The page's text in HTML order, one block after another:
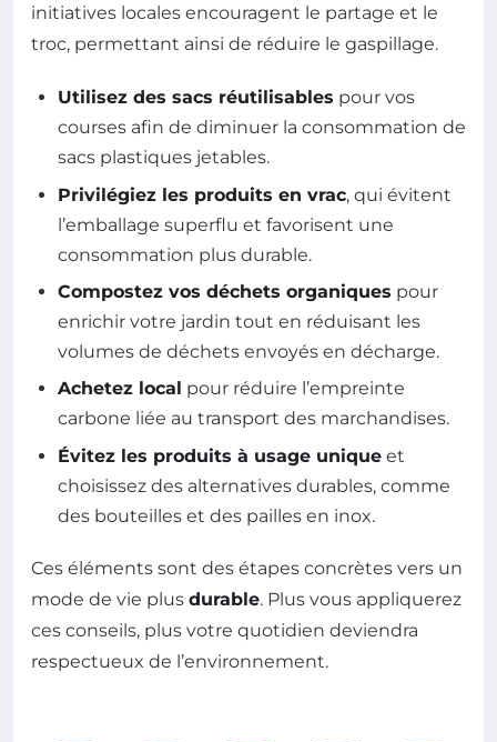
initiatives locales encouragent le partage et le
troc, permettant ainsi de réduire le gaspillage.
Utilisez des sacs réutilisables pour vos
courses afin de diminuer la consommation de
sacs plastiques jetables.
Privilégiez les produits en vrac, qui évitent
l’emballage superflu et favorisent une
consommation plus durable.
Compostez vos déchets organiques pour
enrichir votre jardin tout en réduisant les
volumes de déchets envoyés en décharge.
Achetez local pour réduire l’empreinte
carbone liée au transport des marchandises.
Évitez les produits à usage unique et
choisissez des alternatives durables, comme
des bouteilles et des pailles en inox.
Ces éléments sont des étapes concrètes vers un
mode de vie plus durable. Plus vous appliquerez
ces conseils, plus votre quotidien deviendra
respectueux de l’environnement.